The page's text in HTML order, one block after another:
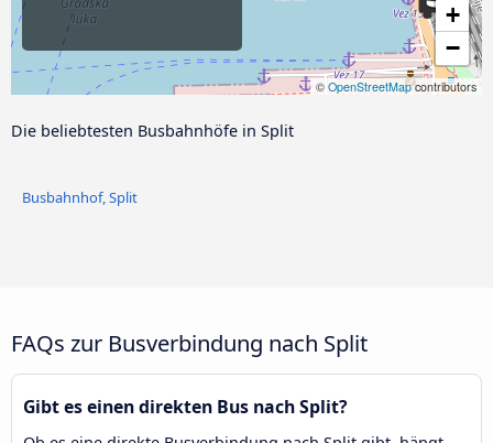
+
−
© OpenStreetMapcontributors
Die beliebtesten Busbahnhöfe in Split
Busbahnhof, Split
FAQs zur Busverbindung nach Split
Gibt es einen direkten Bus nach Split?